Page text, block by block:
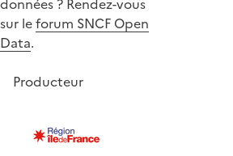
sur leforum SNCF Open
Data.
Producteur